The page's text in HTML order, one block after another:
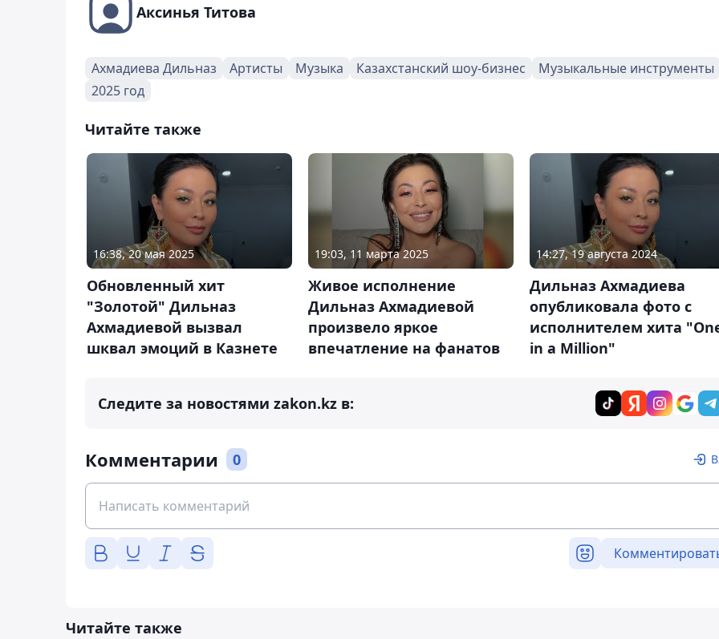
Аксинья Титова
Ахмадиева Дильназ Артисты Музыка Казахстанский шоу-бизнес
Музыкальные инструменты
2025 год
Читайте также
16:38, 20 мая 2025
Обновленный хит
"Золотой" Дильназ
Ахмадиевой вызвал
шквал эмоций в Казнете
19:03, 11 марта 2025
Живое исполнение
Дильназ Ахмадиевой
произвело яркое
впечатление на фанатов
14:27, 19 августа 2024
Дильназ Ахмадиева
опубликовала фото с
исполнителем хита
in a Million"
Следите за новостями zakon.kz в:
Комментарии 0
Читайте также